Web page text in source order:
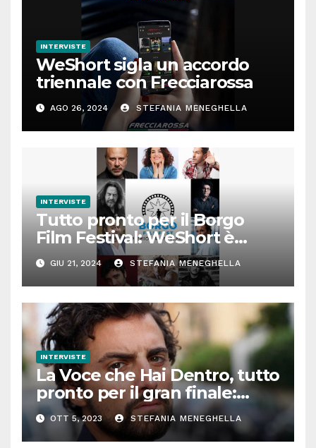
INTERVISTE
WeShort sigla un accordo
triennale con Frecciarossa
AGO 26, 2024 STEFANIA MENEGHELLA
INTERVISTE
Tutto pronto per il Borgo
Film Festival: WeShort è
partner della prima edizione
GIU 21, 2024 STEFANIA MENEGHELLA
INTERVISTE
La Voce che Hai Dentro, tutto
pronto per il gran finale:
parla Roberto Oliveri
OTT 5, 2023 STEFANIA MENEGHELLA